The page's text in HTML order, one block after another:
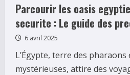
Parcourir les oasis
securite : Le guide des
6 avril 2025
L’Égypte, terre des pharaons
mystérieuses, attire des